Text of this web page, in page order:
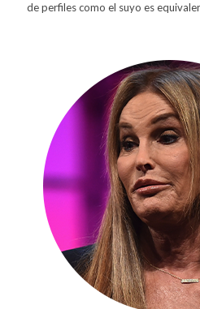
de perfiles como el suyo es